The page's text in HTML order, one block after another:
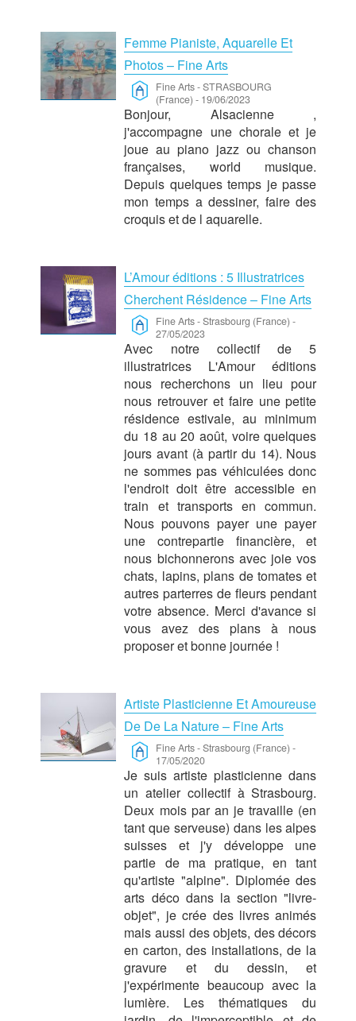
Femme Pianiste, Aquarelle Et
Photos – Fine Arts
Fine Arts-STRASBOURG
(France) - 19/06/2023
Bonjour, Alsacienne ,
j'accompagne une chorale et je
joue au piano jazz ou chanson
françaises, world musique.
Depuis quelques temps je passe
mon temps a dessiner, faire des
croquis et de l aquarelle.
L’Amour éditions : 5 Illustratrices
Cherchent Résidence – Fine Arts
Fine Arts-Strasbourg (France) -
27/05/2023
Avec notre collectif de 5
illustratrices L'Amour éditions
nous recherchons un lieu pour
nous retrouver et faire une petite
résidence estivale, au minimum
du 18 au 20 août, voire quelques
jours avant (à partir du 14). Nous
ne sommes pas véhiculées donc
l'endroit doit être accessible en
train et transports en commun.
Nous pouvons payer une payer
une contrepartie financière, et
nous bichonnerons avec joie vos
chats, lapins, plans de tomates et
autres parterres de fleurs pendant
votre absence. Merci d'avance si
vous avez des plans à nous
proposer et bonne journée !
Artiste Plasticienne Et Amoureuse
De De La Nature – Fine Arts
Fine Arts-Strasbourg (France) -
17/05/2020
Je suis artiste plasticienne dans
un atelier collectif à Strasbourg.
Deux mois par an je travaille (en
tant que serveuse) dans les alpes
suisses et j'y développe une
partie de ma pratique, en tant
qu'artiste "alpine". Diplomée des
arts déco dans la section "livre-
objet", je crée des livres animés
mais aussi des objets, des décors
en carton, des installations, de la
gravure et du dessin, et
j'expérimente beaucoup avec la
lumière. Les thématiques du